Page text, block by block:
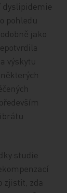
pohledu
jako
výskytu
studie
zjistit, zda